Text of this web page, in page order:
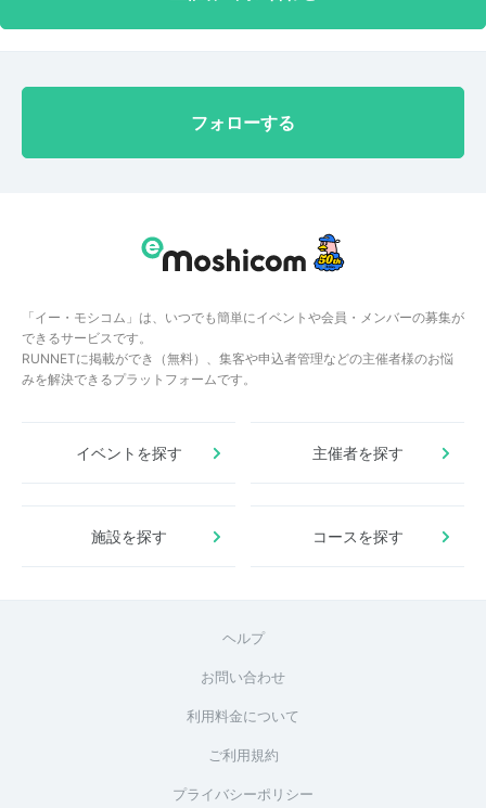
フォローする
「イー・モシコム」は、いつでも簡単にイベントや会員・メンバーの募集が
できるサービスです。
RUNNETに掲載ができ（無料）、集客や申込者管理などの主催者様のお悩
みを解決できるプラットフォームです。
イベントを探す 主催者を探す
施設を探す コースを探す
ヘルプ
お問い合わせ
利用料金について
ご利用規約
プライバシーポリシー